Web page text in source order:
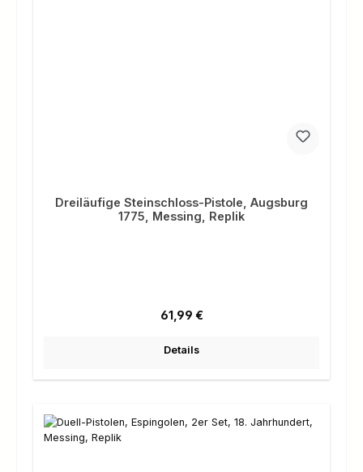
Dreiläufige Steinschloss-Pistole, Augsburg
1775, Messing, Replik
Regulärer Preis:
61,99 €
Details